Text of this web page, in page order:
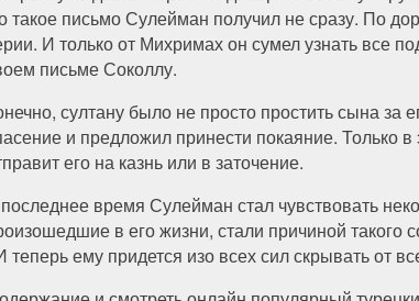
такое письмо Сулейман получил не сразу. По
И только от Михримах он сумел узнать все
письме Соколлу.
султану было не просто простить сына
и предложил принести покаяние. Только
его на казнь или в заточение.
время Сулейман стал чувствовать
в его жизни, стали причиной такого
ему придется изо всех сил скрывать от